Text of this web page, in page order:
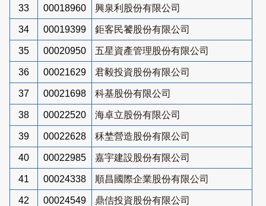
33 00018960 興泉利股份有限公司
34 00019399 鉅客民饕股份有限公司
35 00020950 五星資產管理股份有限公司
36 00021629 君毅投資股份有限公司
37 00021698 科基股份有限公司
38 00022520 海卓立股份有限公司
39 00022628 秝埜營造股份有限公司
40 00022985 嘉宇建設股份有限公司
41 00024338 順昌國際企業股份有限公司
42 00024549 鼎佶投資股份有限公司